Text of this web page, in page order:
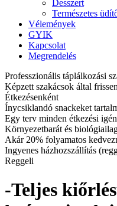
Desszert
Természetes
Vélemények
GYIK
Kapcsolat
Megrendelés
Professzionális táplálkozási
Képzett szakácsok által
Étkezésenként
Ínycsiklandó snackeket
Egy terv minden étkezési
Környezetbarát és
Akár 20% folyamatos
Ingyenes házhozszállítás
Reggeli
-Teljes